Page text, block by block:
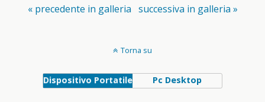
« precedente in galleria successiva in galleria »
Torna su
Dispositivo Portatile Pc Desktop